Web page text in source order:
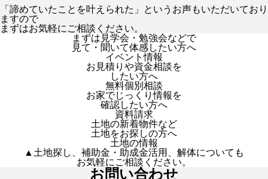
「諦めていたことを叶えられた」というお声もいただいており
ますので
まずはお気軽にご相談ください。
まずは見学会・勉強会などで
見て・聞いて体感したい方へ
イベント情報
お見積りや資金相談を
したい方へ
無料個別相談
お家でじっくり情報を
確認したい方へ
資料請求
土地の新着物件など
土地をお探しの方へ
土地の情報
▲土地探し、補助金・助成金活用、解体についても
お気軽にご相談ください。
お問い合わせ